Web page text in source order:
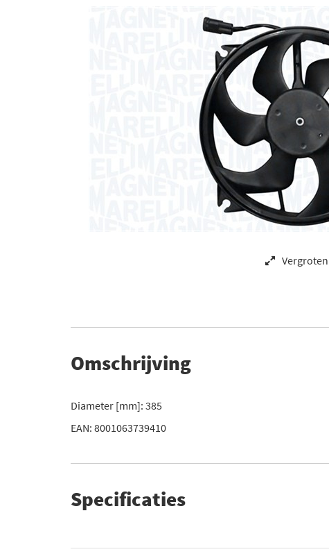
Vergroten
Omschrijving
Diameter [mm]: 385
EAN: 8001063739410
Specificaties